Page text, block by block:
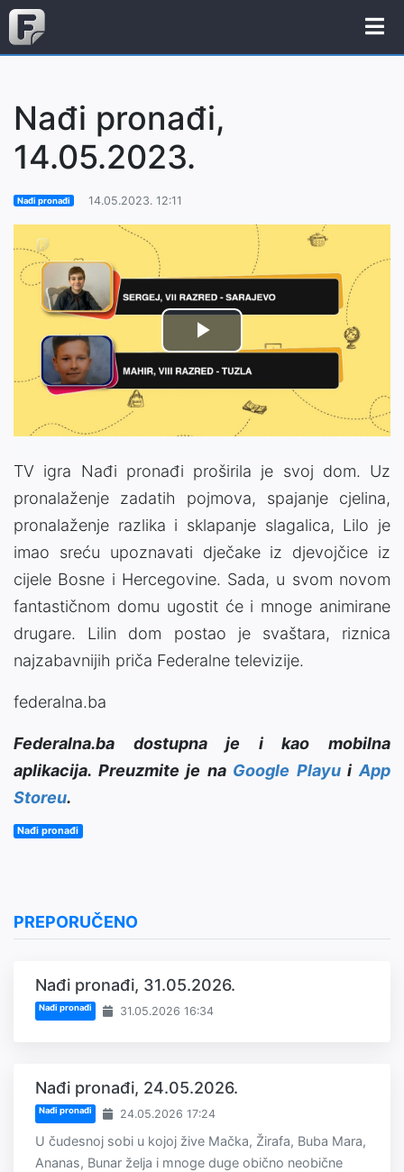
Nađi pronađi,
14.05.2023.
Nađi pronađi 14.05.2023. 12:11
Play
Video
TV igra Nađi pronađi proširila je svoj dom. Uz
pronalaženje zadatih pojmova, spajanje cjelina,
pronalaženje razlika i sklapanje slagalica, Lilo je
imao sreću upoznavati dječake iz djevojčice iz
cijele Bosne i Hercegovine. Sada, u svom novom
fantastičnom domu ugostit će i mnoge animirane
drugare. Lilin dom postao je svaštara, riznica
najzabavnijih priča Federalne televizije.
federalna.ba
Federalna.ba dostupna je i kao mobilna
aplikacija. Preuzmite je na Google PlayuiApp
Storeu.
Nađi pronađi
PREPORUČENO
Nađi pronađi, 31.05.2026.
Nađi pronađi 31.05.2026 16:34
Nađi pronađi, 24.05.2026.
Nađi pronađi 24.05.2026 17:24
U čudesnoj sobi u kojoj žive Mačka, Žirafa, Buba Mara,
Ananas, Bunar želja i mnoge duge obično neobične